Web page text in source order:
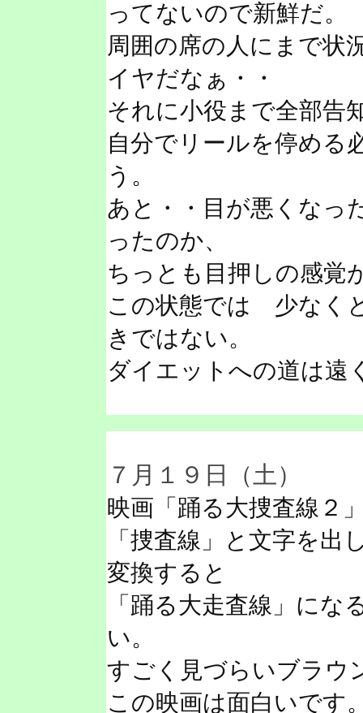
ってないので新鮮だ。
周囲の席の人にまで状
イヤだなぁ・・
それに小役まで全部告
自分でリールを停める
う。
あと・・目が悪くな
ったのか、
ちっとも目押しの感覚
この状態では 少なく
きではない。
ダイエットへの道は遠
７月１９日（土）
映画「踊る大捜査線２
「捜査線」と文字を
変換すると
「踊る大走査線」に
い。
すごく見づらいブラウ
この映画は面白いです